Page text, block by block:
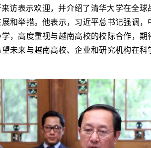
访表示欢迎，并介绍了清华大学在全
和举措。他表示，习近平总书记强调，
，高度重视与越南高校的校际合作，
未来与越南高校、企业和研究机构在